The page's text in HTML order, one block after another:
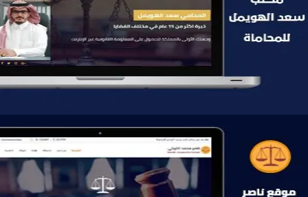
موقع سعد الهويمل للمحاماة
التفاصيل
موقع ناصر التركي للمحاماة